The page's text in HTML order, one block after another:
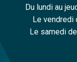
Du lundi au
Le vendredi
Le samedi